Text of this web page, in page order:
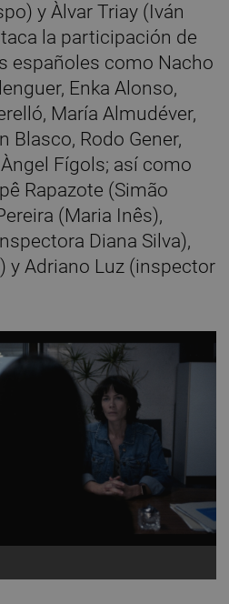
y Àlvar Triay (Iván
la participación de
españoles como Nacho
Enka Alonso,
María Almudéver,
Blasco, Rodo Gener,
Fígols; así como
Rapazote (Simão
(Maria Inês),
Diana Silva),
y Adriano Luz (inspector